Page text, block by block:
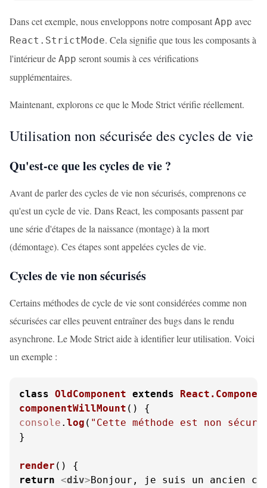
Dans cet exemple, nous enveloppons notre composant App avec
React.StrictMode. Cela signifie que tous les composants à
l'intérieur de App seront soumis à ces vérifications
supplémentaires.
Maintenant, explorons ce que le Mode Strict vérifie réellement.
Utilisation non sécurisée des cycles de vie
Qu'est-ce que les cycles de vie ?
Avant de parler des cycles de vie non sécurisés, comprenons ce
qu'est un cycle de vie. Dans React, les composants passent par
une série d'étapes de la naissance (montage) à la mort
(démontage). Ces étapes sont appelées cycles de vie.
Cycles de vie non sécurisés
Certains méthodes de cycle de vie sont considérées comme non
sécurisées car elles peuvent entraîner des bugs dans le rendu
asynchrone. Le Mode Strict aide à identifier leur utilisation. Voici
un exemple :
class OldComponent extends
componentWillMount (
console . log ( "Cette méthode est non
}
render (
return <div>Bonjour, je suis un ancien